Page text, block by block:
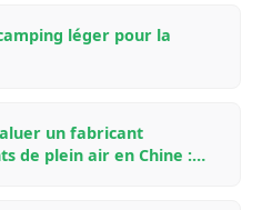
léger pour la
un fabricant
de plein air en Chine :